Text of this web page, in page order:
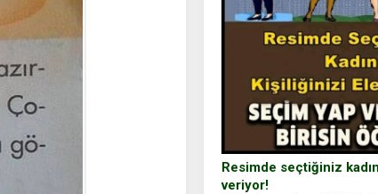
Resimde seçtiğiniz
veriyor!